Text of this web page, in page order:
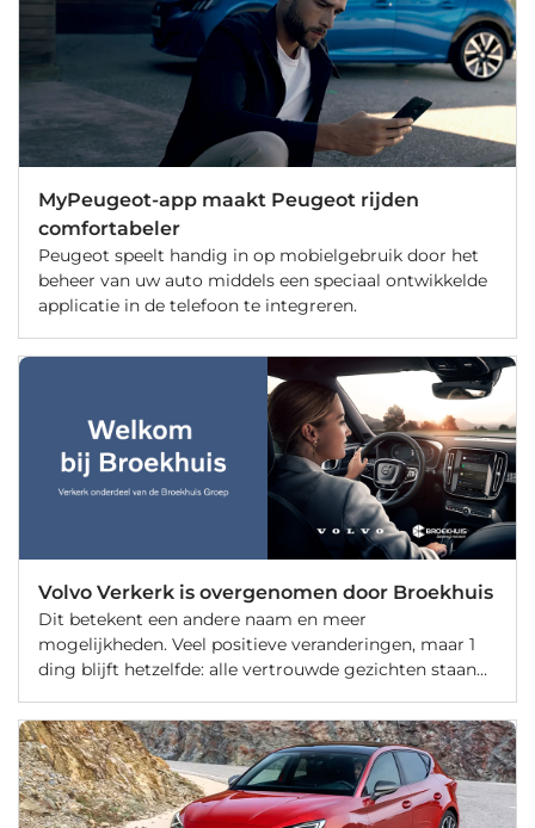
kijkje in de toekomstplannen van Audi.
MyPeugeot-app maakt Peugeot rijden
comfortabeler
Peugeot speelt handig in op mobielgebruik door het
beheer van uw auto middels een speciaal ontwikkelde
applicatie in de telefoon te integreren.
Volvo Verkerk is overgenomen door Broekhuis
Dit betekent een andere naam en meer
mogelijkheden. Veel positieve veranderingen, maar 1
ding blijft hetzelfde: alle vertrouwde gezichten staan